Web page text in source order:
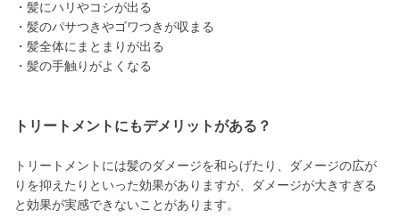
・髪にハリやコシが出る
・髪のパサつきやゴワつきが収まる
・髪全体にまとまりが出る
・髪の手触りがよくなる
トリートメントにもデメリットがある？
トリートメントには髪のダメージを和らげたり、ダメージの広が
りを抑えたりといった効果がありますが、ダメージが大きすぎる
と効果が実感できないことがあります。